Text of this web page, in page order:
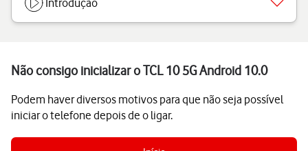
Introdução
Não consigo inicializar o TCL 10 5G Android 10.0
Podem haver diversos motivos para que não seja possível
iniciar o telefone depois de o ligar.